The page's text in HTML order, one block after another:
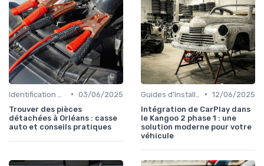
• 03/06/2025
Trouver des pièces
détachées à Orléans : casse
auto et conseils pratiques
• 12/06/2025
Intégration de CarPlay dans
le Kangoo 2 phase 1 : une
solution moderne pour votre
véhicule